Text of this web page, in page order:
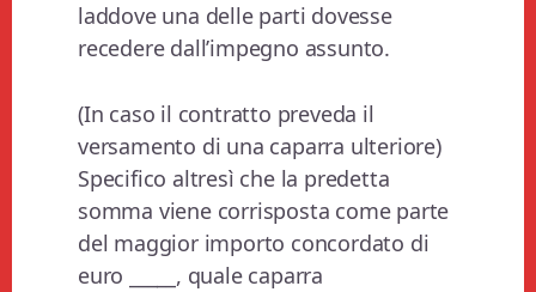
laddove una delle parti dovesse
recedere dall’impegno assunto.
(In caso il contratto preveda il
versamento di una caparra ulteriore)
Specifico altresì che la predetta
somma viene corrisposta come parte
del maggior importo concordato di
euro _____, quale caparra